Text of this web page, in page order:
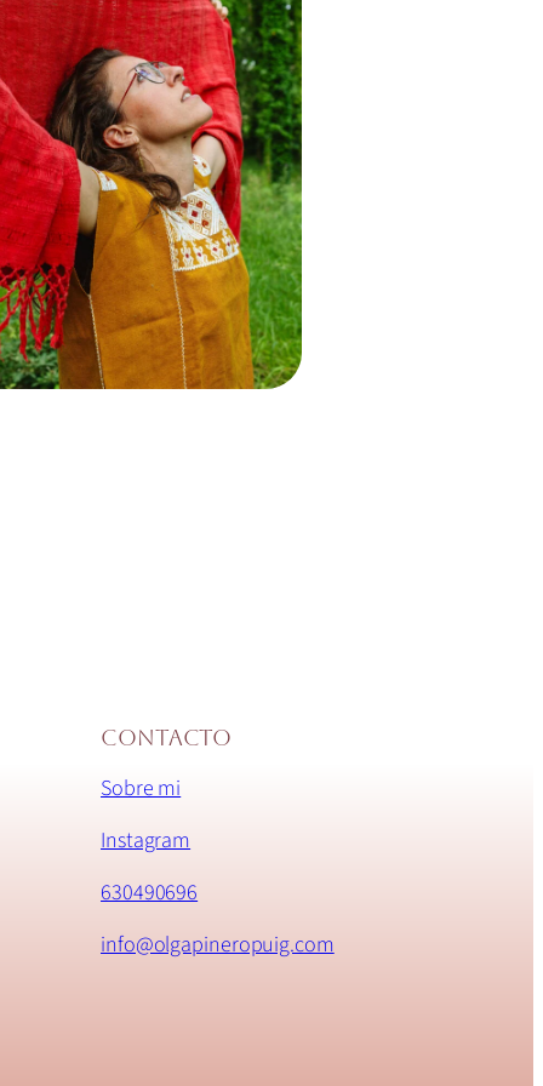
Contacto
Sobre mi
Instagram
630490696
info@olgapineropuig.com